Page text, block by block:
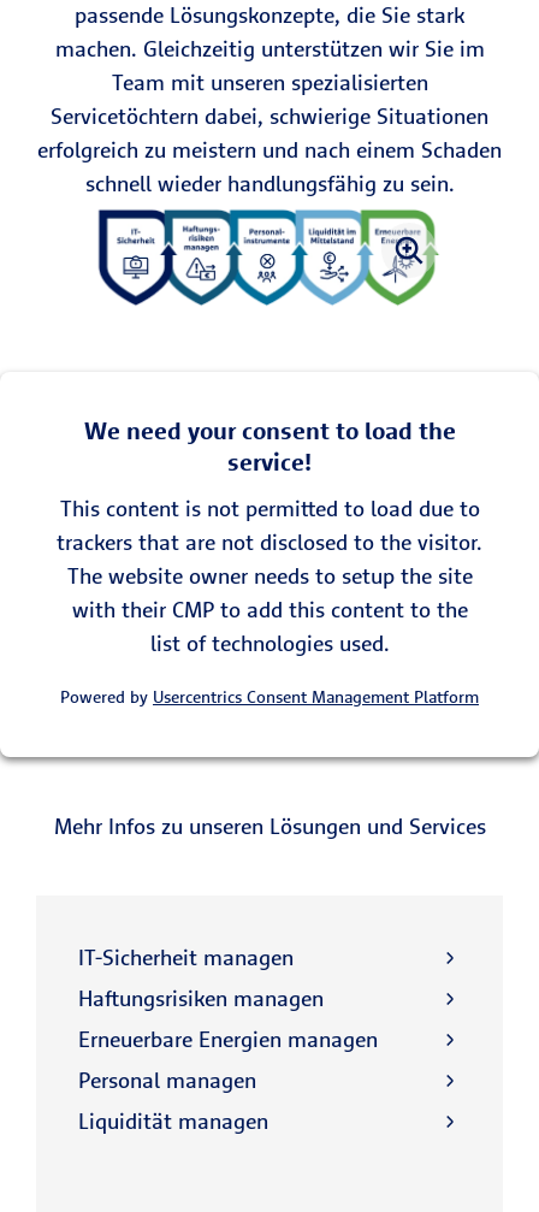
passende Lösungskonzepte, die Sie stark
machen. Gleichzeitig unterstützen wir Sie im
Team mit unseren spezialisierten
Servicetöchtern dabei, schwierige Situationen
erfolgreich zu meistern und nach einem Schaden
schnell wieder handlungsfähig zu sein.
We need your consent to load the
service!
This content is not permitted to load due to
trackers that are not disclosed to the visitor.
The website owner needs to setup the site
with their CMP to add this content to the
list of technologies used.
Powered by Usercentrics Consent Management Platform
Mehr Infos zu unseren Lösungen und Services
IT-Sicherheit managen
Haftungsrisiken managen
Erneuerbare Energien managen
Personal managen
Liquidität managen